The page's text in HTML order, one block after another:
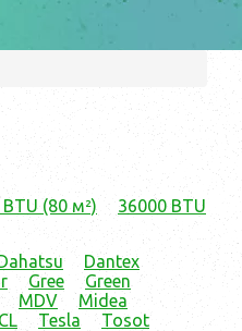
(80 м²)
36000 BTU
Dantex
Gree
Green
MDV
Midea
Tesla
Tosot